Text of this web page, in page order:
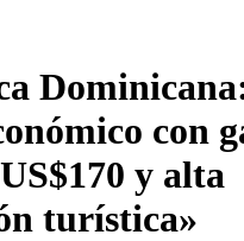
con
y alta
turística»